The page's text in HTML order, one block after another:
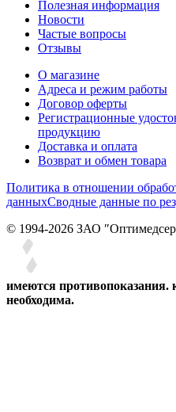
Полезная информация
Новости
Частые вопросы
Отзывы
О магазине
Адреса и режим работы
Договор оферты
Регистрационные
продукцию
Доставка и оплата
Возврат и обмен товара
Политика в отношении
данныхСводные данные по
© 1994-2026 ЗАО
имеются противопоказания.
необходима.